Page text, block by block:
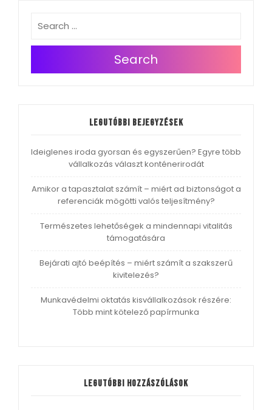
Search
Legutóbbi bejegyzések
Ideiglenes iroda gyorsan és egyszerűen? Egyre több
vállalkozás választ konténerirodát
Amikor a tapasztalat számít – miért ad biztonságot a
referenciák mögötti valós teljesítmény?
Természetes lehetőségek a mindennapi vitalitás
támogatására
Bejárati ajtó beépítés – miért számít a szakszerű
kivitelezés?
Munkavédelmi oktatás kisvállalkozások részére:
Több mint kötelező papírmunka
Legutóbbi hozzászólások